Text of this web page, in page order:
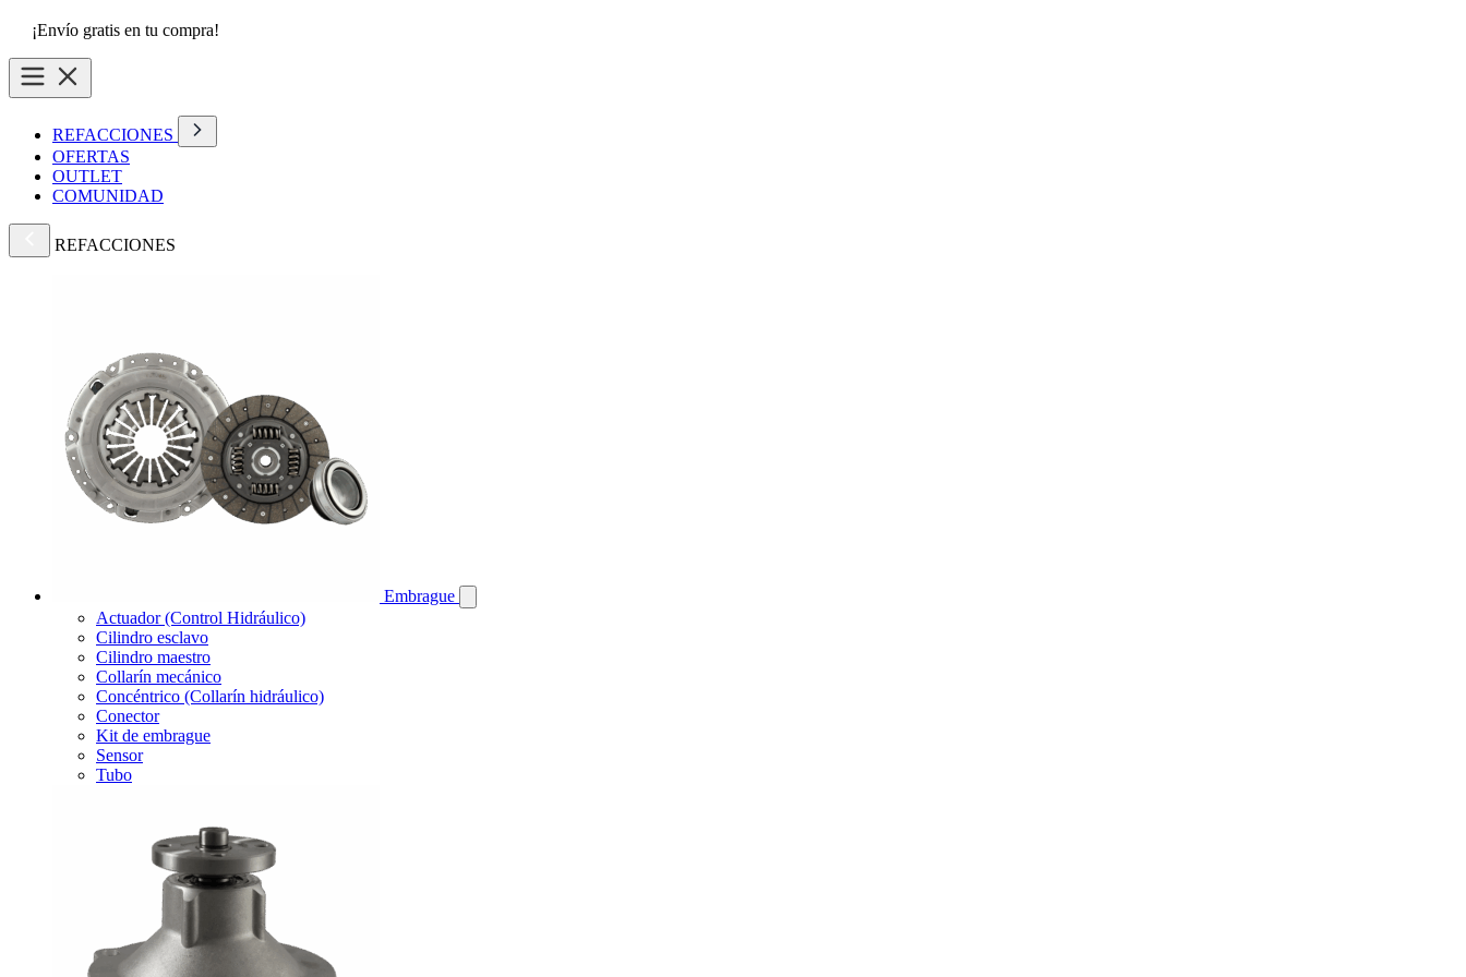
¡Envío gratis en tu compra!
REFACCIONES
OFERTAS
OUTLET
COMUNIDAD
REFACCIONES
Embrague
Actuador (Control Hidráulico)
Cilindro esclavo
Cilindro maestro
Collarín mecánico
Concéntrico (Collarín hidráulico)
Conector
Kit de embrague
Sensor
Tubo